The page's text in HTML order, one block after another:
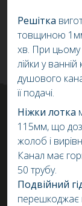
Решітка
товщиною
хв. При цьому
лійки у
душового
її подачі.
Ніжки лотка
115мм, що
жолоб і
Канал має
50 трубу.
Подвійний
перешкоджає